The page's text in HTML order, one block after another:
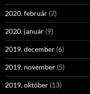
2020. február (7)
2020. január (9)
2019. december (6)
2019. november (5)
2019. október (13)